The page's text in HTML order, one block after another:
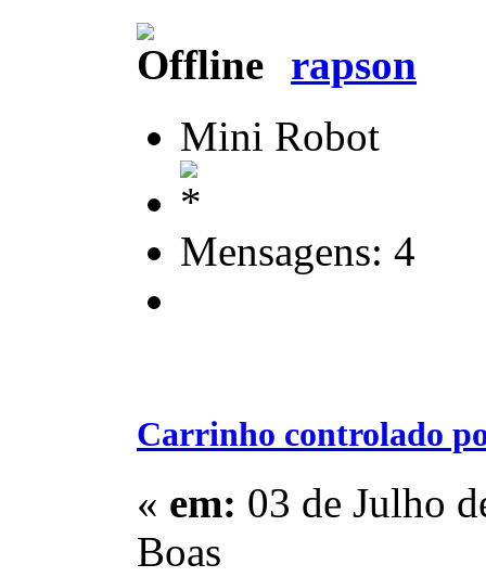
rapson
Mini Robot
Mensagens: 4
Carrinho controlado
« em: 03 de Julho
Boas